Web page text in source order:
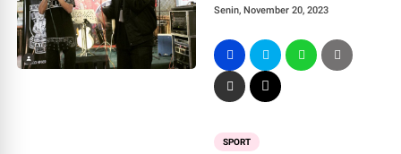
Senin, November 20, 2023
SPORT